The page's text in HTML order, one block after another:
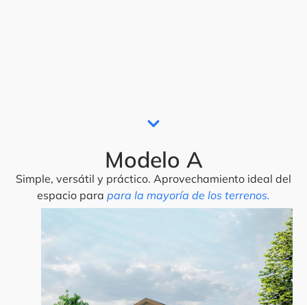
Modelo A
Simple, versátil y práctico. Aprovechamiento ideal del
espacio para para la mayoría de los terrenos.